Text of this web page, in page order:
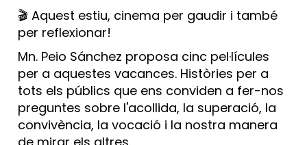
🎬 Aquest estiu, cinema per gaudir i també
per reflexionar!
Mn. Peio Sánchez proposa cinc pel·lícules
per a aquestes vacances. Històries per a
tots els públics que ens conviden a fer-nos
preguntes sobre l'acollida, la superació, la
convivència, la vocació i la nostra manera